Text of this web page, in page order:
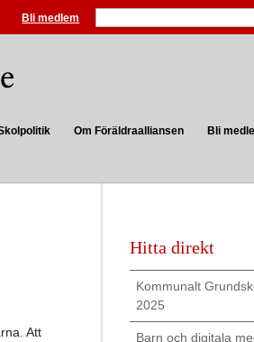
Bli medlem Search
Om Föräldraalliansen Bli
Att
Hitta direkt
Kommunalt
2025
Barn och digitala